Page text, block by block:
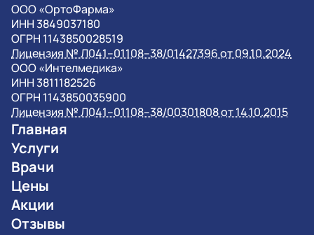
OOO «ОртоФарма»
ИНН 3849037180
ОГРН 1143850028519
Лицензия № Л041–01108–38/01427396 от 09.10.2024
OOO «Интелмедика»
ИНН 3811182526
ОГРН 1143850035900
Лицензия № Л041–01108–38/00301808 от 14.10.2015
Главная
Услуги
Врачи
Цены
Акции
Отзывы